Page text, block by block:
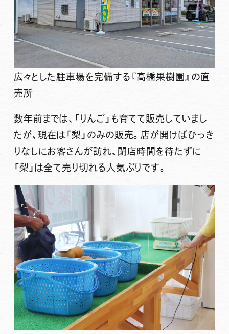
広々とした駐車場を完備する『高橋果樹園』の直
売所
数年前までは、「りんご」も育てて販売していまし
たが、現在は「梨」のみの販売。店が開けばひっき
りなしにお客さんが訪れ、閉店時間を待たずに
「梨」は全て売り切れる人気ぶりです。